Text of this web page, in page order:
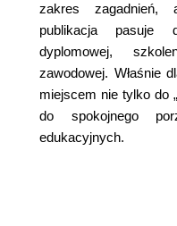
zakres zagadnień,
publikacja pasuje
dyplomowej,
zawodowej. Właśnie
miejscem nie tylko do
do spokojnego
edukacyjnych.